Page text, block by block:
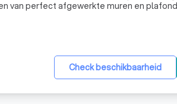
geldt voor muren, plafonds of andere
van perfect afgewerkte muren en
Check beschikbaarheid